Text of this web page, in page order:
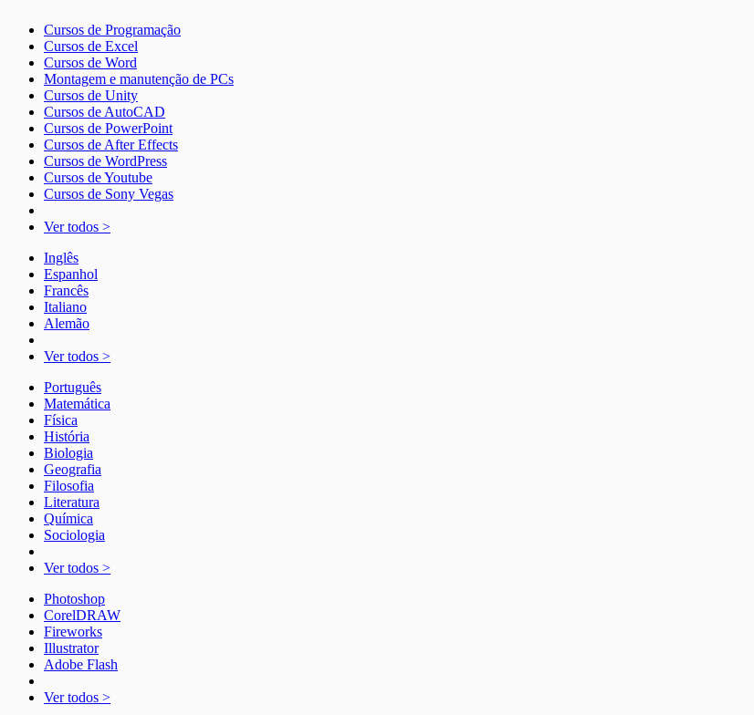
Cursos de Programação
Cursos de Excel
Cursos de Word
Montagem e manutenção de PCs
Cursos de Unity
Cursos de AutoCAD
Cursos de PowerPoint
Cursos de After Effects
Cursos de WordPress
Cursos de Youtube
Cursos de Sony Vegas
Ver todos >
Inglês
Espanhol
Francês
Italiano
Alemão
Ver todos >
Português
Matemática
Física
História
Biologia
Geografia
Filosofia
Literatura
Química
Sociologia
Ver todos >
Photoshop
CorelDRAW
Fireworks
Illustrator
Adobe Flash
Ver todos >